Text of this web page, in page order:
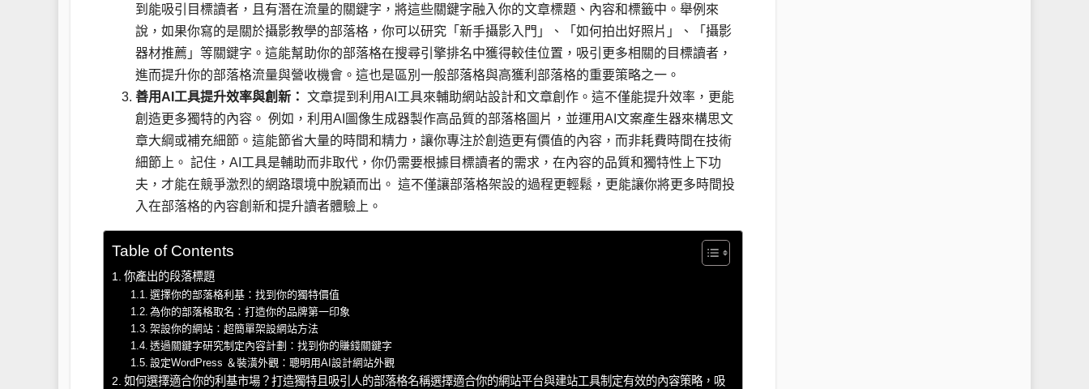
到能吸引目標讀者，且有潛在流量的關鍵字，將這些關鍵字融入你的文章標題、內容和標籤中。舉例來
說，如果你寫的是關於攝影教學的部落格，你可以研究「新手攝影入門」、「如何拍出好照片」、「攝影
器材推薦」等關鍵字。這能幫助你的部落格在搜尋引擎排名中獲得較佳位置，吸引更多相關的目標讀者，
進而提升你的部落格流量與營收機會。這也是區別一般部落格與高獲利部落格的重要策略之一。
善用AI工具提升效率與創新： 文章提到利用AI工具來輔助網站設計和文章創作。這不僅能提升效率，更能
創造更多獨特的內容。 例如，利用AI圖像生成器製作高品質的部落格圖片，並運用AI文案產生器來構思文
章大綱或補充細節。這能節省大量的時間和精力，讓你專注於創造更有價值的內容，而非耗費時間在技術
細節上。 記住，AI工具是輔助而非取代，你仍需要根據目標讀者的需求，在內容的品質和獨特性上下功
夫，才能在競爭激烈的網路環境中脫穎而出。 這不僅讓部落格架設的過程更輕鬆，更能讓你將更多時間投
入在部落格的內容創新和提升讀者體驗上。
Table of Contents
你產出的段落標題
選擇你的部落格利基：找到你的獨特價值
為你的部落格取名：打造你的品牌第一印象
架設你的網站：超簡單架設網站方法
透過關鍵字研究制定內容計劃：找到你的賺錢關鍵字
設定WordPress ＆裝潢外觀：聰明用AI設計網站外觀
如何選擇適合你的利基市場？打造獨特且吸引人的部落格名稱選擇適合你的網站平台與建站工具制定有效的內容策略，吸